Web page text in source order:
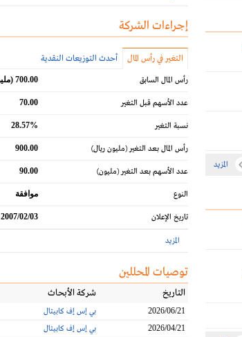
المزيد
إجراءات الشركة
التغير في رأس المال أحدث التوزيعات النقدية
رأس المال السابق 700.00 (مليون ريال)
عدد الأسهم قبل التغير 70.00
نسبة التغير 28.57%
رأس المال بعد التغير(مليون ريال) 900.00
عدد الأسهم بعد التغير(مليون) 90.00
النوع موافقة
تاريخ الإعلان 2007/02/03
المزيد
توصيات المحللين
التاريخ شركة الأبحاث
2026/06/21 بي إس إف كابيتال
2026/04/21
بي إس إف كابيتال